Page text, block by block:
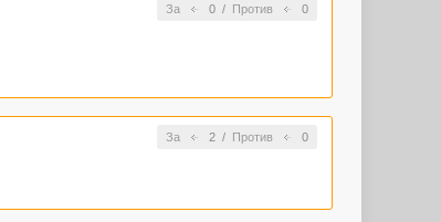
За 0/ Против 0
За 2/ Против 0